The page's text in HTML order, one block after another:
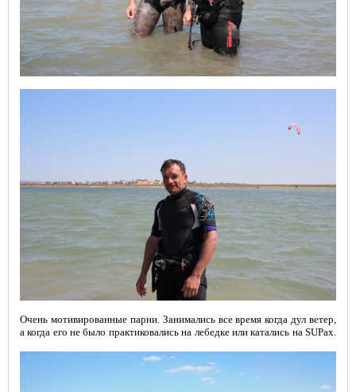
Очень мотивированные парни. Занимались все время когда дул ветер,
а когда его не было практиковались на лебедке или катались на SUPах.
ГЛАВНАЯ